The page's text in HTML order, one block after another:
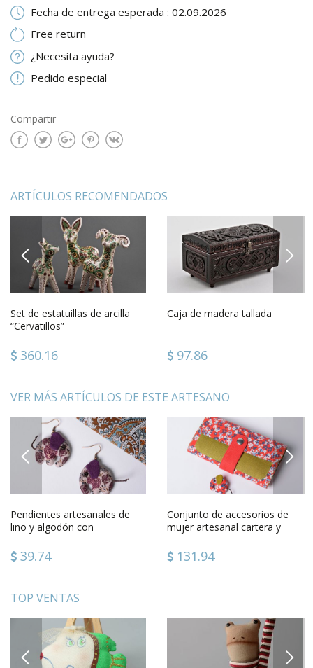
Fecha de entrega esperada : 02.09.2026
Free return
¿Necesita ayuda?
Pedido especial
Compartir
ARTÍCULOS RECOMENDADOS
PREVIOUS
Set de estatuillas de arcilla
“Cervatillos”
360.16
Caja de madera tallada
97.86
NEXT
VER MÁS ARTÍCULOS DE ESTE ARTESANO
PREVIOUS
Pendientes artesanales de
lino y algodón con
39.74
Conjunto de accesorios de
mujer artesanal cartera y
131.94
NEXT
TOP VENTAS
PREVIOUS NEXT